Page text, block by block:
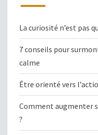
La curiosité n’est pas
7 conseils pour
calme
Être orienté vers
Comment augmenter
?